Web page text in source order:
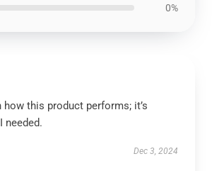
0%
how this product performs; it’s
needed.
Dec 3, 2024